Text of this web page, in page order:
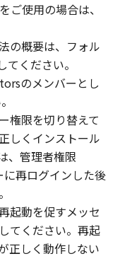
を除き、キヤ
のいかなる
るとを問わ
あるいは許
、販売、頒
方法により、
用させること
の全部また
ル、逆アセン
リング等する
このような行
使用の場合は、
の概要は、フォル
ください。
のメンバーとし
権限を切り替えて
しくインストール
、管理者権限
再ログインした後
起動を促すメッセ
てください。再起
正しく動作しない